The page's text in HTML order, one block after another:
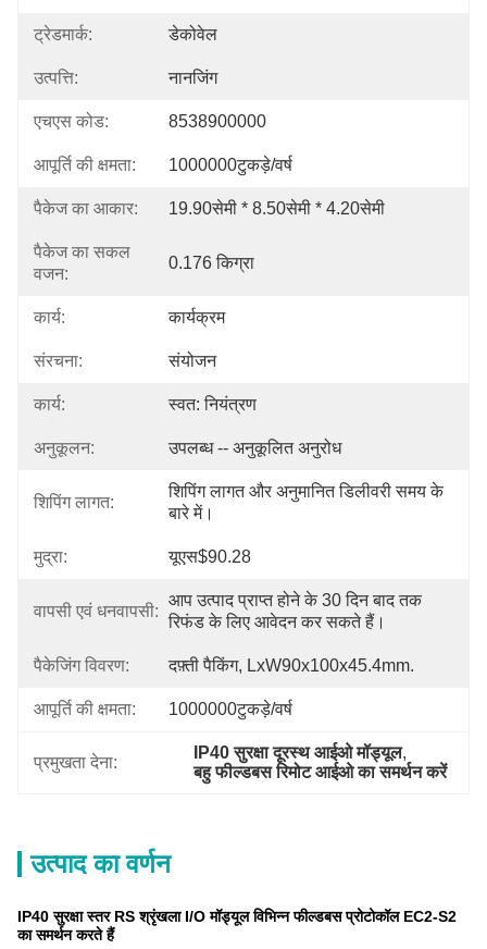
ट्रेडमार्क: डेकोवेल
उत्पत्ति: नानजिंग
एचएस कोड: 8538900000
आपूर्ति की क्षमता: 1000000टुकड़े/वर्ष
पैकेज का आकार: 19.90सेमी * 8.50सेमी * 4.20सेमी
पैकेज का सकल
वजन:
0.176 किग्रा
कार्य: कार्यक्रम
संरचना: संयोजन
कार्य: स्वत: नियंत्रण
अनुकूलन: उपलब्ध -- अनुकूलित अनुरोध
शिपिंग लागत:
शिपिंग लागत और अनुमानित डिलीवरी समय के
बारे में।
मुद्रा: यूएस$90.28
वापसी एवं धनवापसी:
आप उत्पाद प्राप्त होने के 30 दिन बाद तक
रिफंड के लिए आवेदन कर सकते हैं।
पैकेजिंग विवरण: दफ़्ती पैकिंग, LxW90x100x45.4mm.
आपूर्ति की क्षमता: 1000000टुकड़े/वर्ष
प्रमुखता देना:
IP40 सुरक्षा दूरस्थ आईओ मॉड्यूल,
बहु फील्डबस रिमोट आईओ का समर्थन करें
उत्पाद का वर्णन
IP40 सुरक्षा स्तर RS श्रृंखला I/O मॉड्यूल विभिन्न फील्डबस प्रोटोकॉल EC2-S2
का समर्थन करते हैं